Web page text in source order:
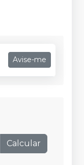
Avise-me
Calcular